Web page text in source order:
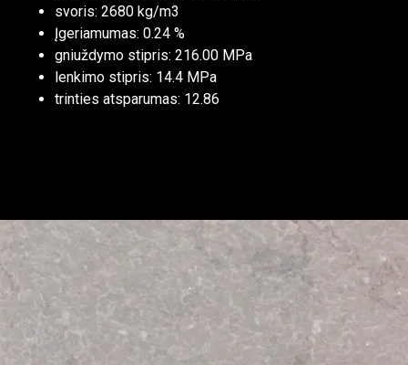
svoris: 2680 kg/m3
Įgeriamumas: 0.24 %
gniuždymo stipris: 216.00 MPa
lenkimo stipris: 14.4 MPa
trinties atsparumas: 12.86